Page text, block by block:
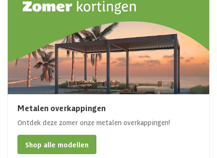
Metalen overkappingen
Ontdek deze zomer onze metalen overkappingen!
Shop alle modellen